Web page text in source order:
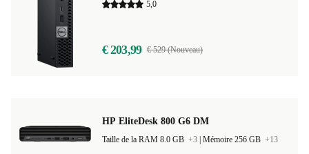
HP EliteDesk 800 G6 DM